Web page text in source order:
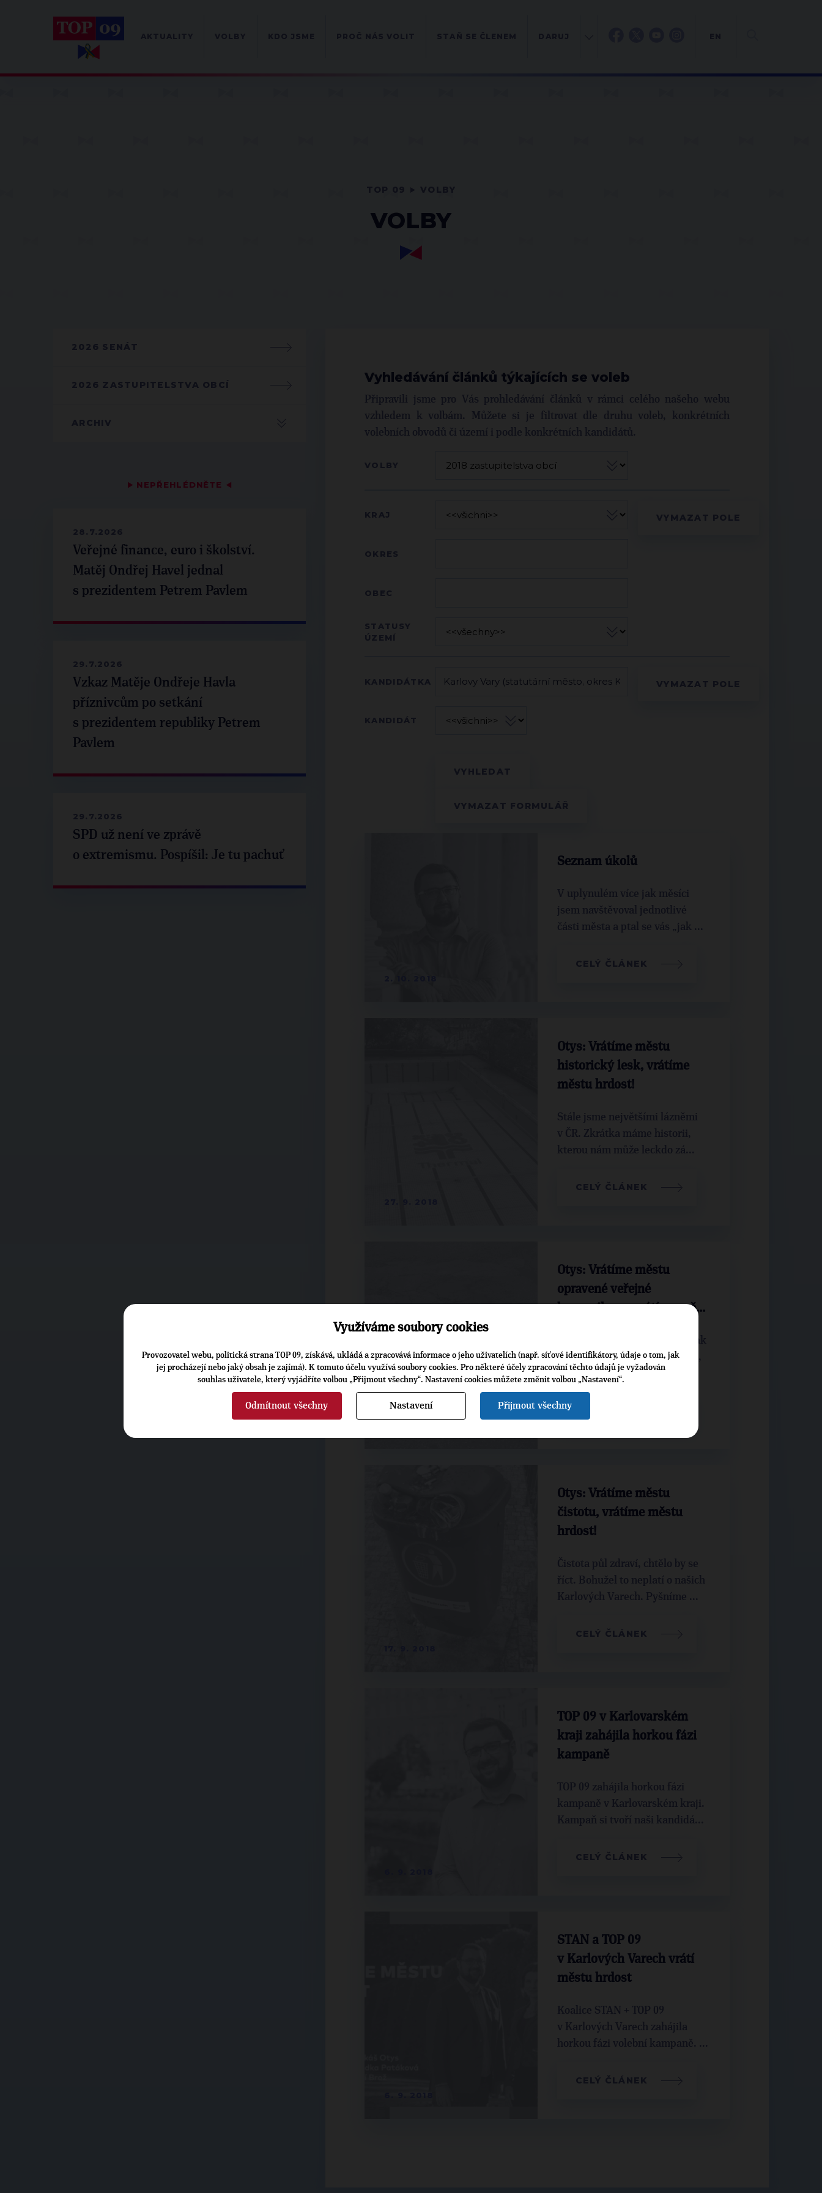
VOLBY
2026 SENÁT
2026 ZASTUPITELSTVA OBCÍ
ARCHIV
▶ NEPŘEHLÉDNĚTE ◀
28.7.2026
Veřejné finance, euro i školství.
Matěj Ondřej Havel jednal
s prezidentem Petrem Pavlem
29.7.2026
Vzkaz Matěje Ondřeje Havla
příznivcům po setkání
s prezidentem republiky Petrem
Pavlem
29.7.2026
SPD už není ve zprávě
o extremismu. Pospíšil: Je tu pachuť
Vyhledávání článků týkajících se voleb
Připravili jsme pro Vás prohledávání článků v rámci celého našeho webu
vzhledem k volbám. Můžete si je filtrovat dle druhu voleb, konkrétních
volebních obvodů či území i podle konkrétních kandidátů.
VOLBY
KRAJ
OKRES
OBEC
STATUSY
ÚZEMÍ
KANDIDÁTKA
KANDIDÁT
Seznam úkolů
V uplynulém více jak měsíci
jsem navštěvoval jednotlivé
části města a ptal se vás „jak ...
CELÝ ČLÁNEK
Otys: Vrátíme městu
historický lesk, vrátíme
městu hrdost!
Stále jsme největšími lázněmi
v ČR. Zkrátka máme historii,
kterou nám může leckdo zá...
CELÝ ČLÁNEK
Otys: Vrátíme městu
opravené veřejné
komunikace, vrátíme mě...
Stav našich silnic a mostů je tak
žalostný, že by si jeden myslel,
že je to plán, aby ve městě ...
Otys: Vrátíme městu
čistotu, vrátíme městu
hrdost!
Čistota půl zdraví, chtělo by se
říct. Bohužel to neplatí o našich
Karlových Varech. Pyšníme ...
CELÝ ČLÁNEK
TOP 09 v Karlovarském
kraji zahájila horkou fázi
kampaně
TOP 09 zahájila horkou fázi
kampaně v Karlovarském kraji.
Kampaň si tvoří naši kandidá...
CELÝ ČLÁNEK
STAN a TOP 09
v Karlových Varech vrátí
městu hrdost
Koalice STAN + TOP 09
v Karlových Varech zahájila
horkou fázi volební kampaně. ...
CELÝ ČLÁNEK
Využíváme soubory cookies
Provozovatel webu, politická strana TOP 09, získává, ukládá a zpracovává informace o jeho uživatelích (např. síťové identifikátory, údaje o tom, jak
jej procházejí nebo jaký obsah je zajímá). K tomuto účelu využívá soubory cookies. Pro některé účely zpracování těchto údajů je vyžadován
souhlas uživatele, který vyjádříte volbou „Přijmout všechny“. Nastavení cookies můžete změnit volbou „Nastavení“.
Odmítnout všechny Nastavení Přijmout všechny